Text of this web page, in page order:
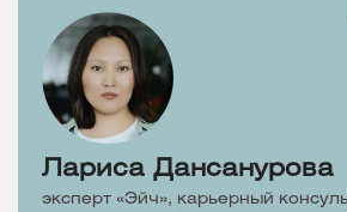
Лариса Дансанурова
эксперт «Эйч», карьерный